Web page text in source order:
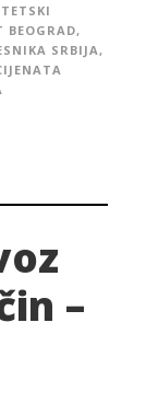
BEOGRAD,
SRBIJA,
–